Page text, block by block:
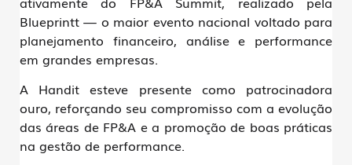
Blueprintt — o maior evento nacional voltado para
planejamento financeiro, análise e performance
em grandes empresas.
A Handit esteve presente como patrocinadora
ouro, reforçando seu compromisso com a evolução
das áreas de FP&A e a promoção de boas práticas
na gestão de performance.